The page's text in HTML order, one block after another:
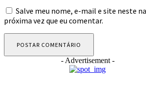
Salve meu nome, e-mail e site neste
próxima vez que eu comentar.
- Advertisement -